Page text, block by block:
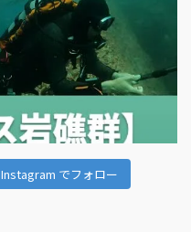
Instagram でフォロー